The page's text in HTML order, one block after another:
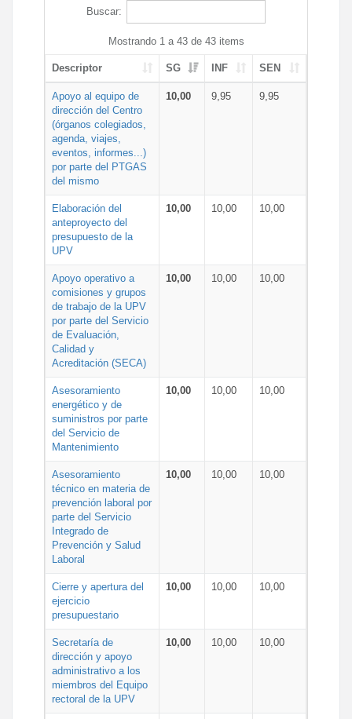
Buscar:
Mostrando 1 a 43 de 43 items
Descriptor SG INF SEN
Apoyo al equipo de
dirección del Centro
(órganos colegiados,
agenda, viajes,
eventos, informes...)
por parte del PTGAS
del mismo
10,00 9,95 9,95
Elaboración del
anteproyecto del
presupuesto de la
UPV
10,00 10,00 10,00
Apoyo operativo a
comisiones y grupos
de trabajo de la UPV
por parte del Servicio
de Evaluación,
Calidad y
Acreditación (SECA)
10,00 10,00 10,00
Asesoramiento
energético y de
suministros por parte
del Servicio de
Mantenimiento
10,00 10,00 10,00
Asesoramiento
técnico en materia de
prevención laboral por
parte del Servicio
Integrado de
Prevención y Salud
Laboral
10,00 10,00 10,00
Cierre y apertura del
ejercicio
presupuestario
10,00 10,00 10,00
Secretaría de
dirección y apoyo
administrativo a los
miembros del Equipo
rectoral de la UPV
10,00 10,00 10,00